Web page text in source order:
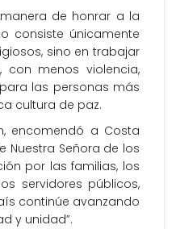
de honrar a la
consiste únicamente
sino en trabajar
menos violencia,
las personas más
cultura de paz.
encomendó a Costa
Nuestra Señora de los
por las familias, los
servidores públicos,
continúe avanzando
y unidad”.